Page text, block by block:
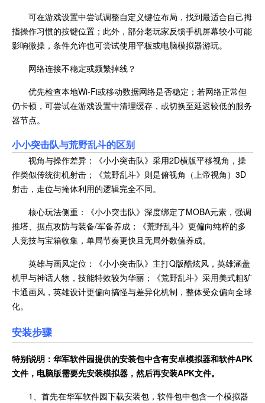
可在游戏设置中尝试调整自定义键位布局，找到最适合自己拇
指操作习惯的按键位置；此外，部分老玩家反馈手机屏幕较小可能
影响微操，条件允许也可尝试使用平板或电脑模拟器游玩。
网络连接不稳定或频繁掉线？
优先检查本地Wi-Fi或移动数据网络是否稳定；若网络正常但
仍卡顿，可尝试在游戏设置中清理缓存，或切换至延迟较低的服务
器节点。
小小突击队与荒野乱斗的区别
视角与操作差异：《小小突击队》采用2D横版平移视角，操
作类似传统街机射击；《荒野乱斗》则是俯视角（上帝视角）3D
射击，走位与掩体利用的逻辑完全不同。
核心玩法侧重：《小小突击队》深度绑定了MOBA元素，强调
推塔、据点攻防与装备/军备养成；《荒野乱斗》更偏向纯粹的多
人竞技与宝箱收集，单局节奏更快且无局外数值养成。
英雄与画风定位：《小小突击队》主打Q版酷炫风，英雄涵盖
机甲与神话人物，技能特效较为华丽；《荒野乱斗》采用美式粗犷
卡通画风，英雄设计更偏向搞怪与差异化机制，整体受众偏向全球
化。
安装步骤
特别说明：华军软件园提供的安装包中含有安卓模拟器和软件APK
文件，电脑版需要先安装模拟器，然后再安装APK文件。
1、首先在华军软件园下载安装包，软件包中包含一个模拟器